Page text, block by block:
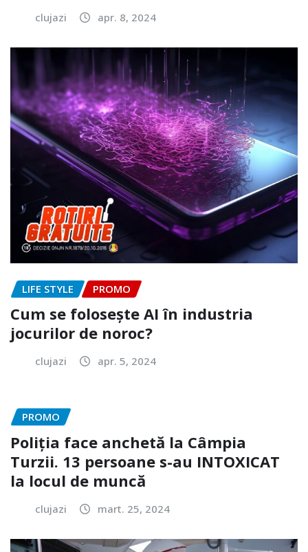
clujazi apr. 8, 2024
LIFE STYLE PROMO
Cum se folosește AI în industria
jocurilor de noroc?
clujazi apr. 5, 2024
PROMO
Poliția face anchetă la Câmpia
Turzii. 13 persoane s-au INTOXICAT
la locul de muncă
clujazi mart. 25, 2024